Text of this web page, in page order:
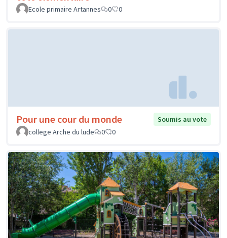
Ecole primaire Artannes
0 0
Pour une cour du monde
Soumis au vote
college Arche du lude
0 0